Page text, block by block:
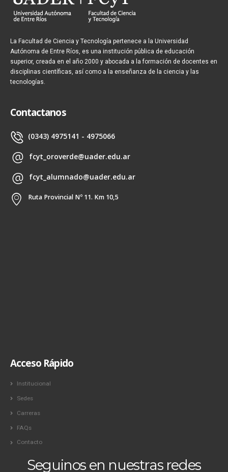
La Facultad de Ciencia y Tecnología pertenece a la Universidad
Autónoma de Entre Ríos, es una institución pública de educación
superior, creada en el año 2000 y abocada a la formación de docentes en
disciplinas científicas, así como a la enseñanza de la ciencia y las
tecnologías.
Contactanos
(0343) 4975141 - 4975066
fcyt_oroverde@uader.edu.ar
fcyt_alumnado@uader.edu.ar
Ruta Provincial Nº 11. Km 10,5
Acceso Rápido
Institucional
Sedes
Carreras
FAQs
Contacto
Seguinos en nuestras redes